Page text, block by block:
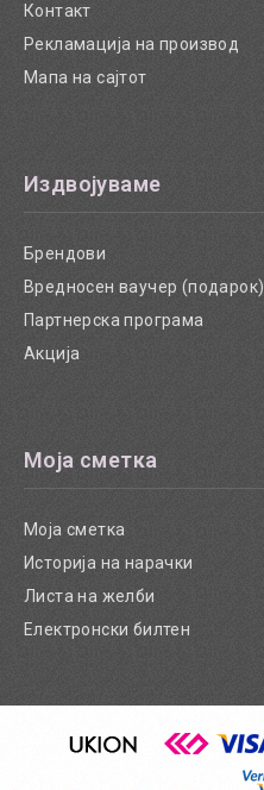
Контакт
Рекламација на производ
Мапа на сајтот
Издвојуваме
Брендови
Вредносен ваучер (подарок)
Партнерска програма
Акција
Моја сметка
Моја сметка
Историја на нарачки
Листа на желби
Електронски билтен